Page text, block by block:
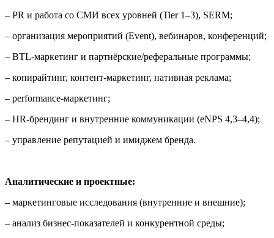
– PR и работа со СМИ всех уровней (Tier 1–3), SERM;
– организация мероприятий (Event), вебинаров, конференций;
– BTL‑маркетинг и партнёрские/реферальные программы;
– копирайтинг, контент‑маркетинг, нативная реклама;
– performance‑маркетинг;
– HR‑брендинг и внутренние коммуникации (eNPS 4,3–4,4);
– управление репутацией и имиджем бренда.
Аналитические и проектные:
– маркетинговые исследования (внутренние и внешние);
– анализ бизнес‑показателей и конкурентной среды;